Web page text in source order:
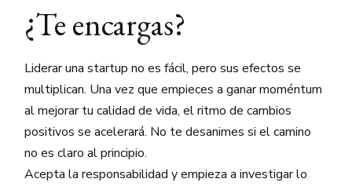
¿Te encargas?
Liderar una startup no es fácil, pero sus efectos se
multiplican. Una vez que empieces a ganar moméntum
al mejorar tu calidad de vida, el ritmo de cambios
positivos se acelerará. No te desanimes si el camino
no es claro al principio.
Acepta la responsabilidad y empieza a investigar lo